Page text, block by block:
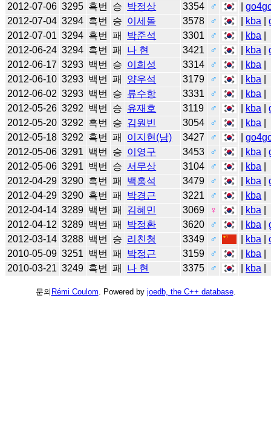
2012-07-06 3295 흑번 승 박정상 3354 ♂ |
2012-07-04 3294 흑번 승 이세돌 3578 ♂ kba |
2012-07-01 3294 흑번 패 박준석 3301 ♂ kba
2012-06-24 3294 흑번 패 나 현 3421 ♂ kba |
2012-06-17 3293 백번 승 이희성 3314 ♂ kba
2012-06-10 3293 백번 패 양우석 3179 ♂ kba
2012-06-02 3293 백번 승 류수항 3331 ♂ kba
2012-05-26 3292 백번 승 유재호 3119 ♂ kba |
2012-05-20 3292 흑번 승 김원빈 3054 ♂ kba
2012-05-18 3292 흑번 패 이지현(남) 3427 ♂ |
2012-05-06 3291 백번 승 이영구 3453 ♂ kba |
2012-05-06 3291 백번 승 서무상 3104 ♂ kba
2012-04-29 3290 흑번 패 백홍석 3479 ♂ kba |
2012-04-29 3290 흑번 패 박경근 3221 ♂ kba
2012-04-14 3289 백번 패 김혜민 3069 ♀ kba
2012-04-12 3289 백번 패 박정환 3620 ♂ kba |
2012-03-14 3288 백번 승 리친청 3349 ♂ kba |
2010-05-09 3251 백번 패 박정근 3159 ♂ kba
2010-03-21 3249 흑번 패 나 현 3375 ♂ kba
문의 Rémi Coulom . Powered by joedb, the C++ database.